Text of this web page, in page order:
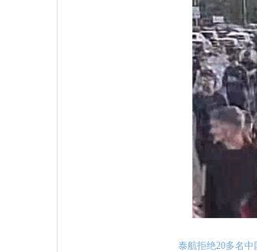
泰航拒绝20多名中